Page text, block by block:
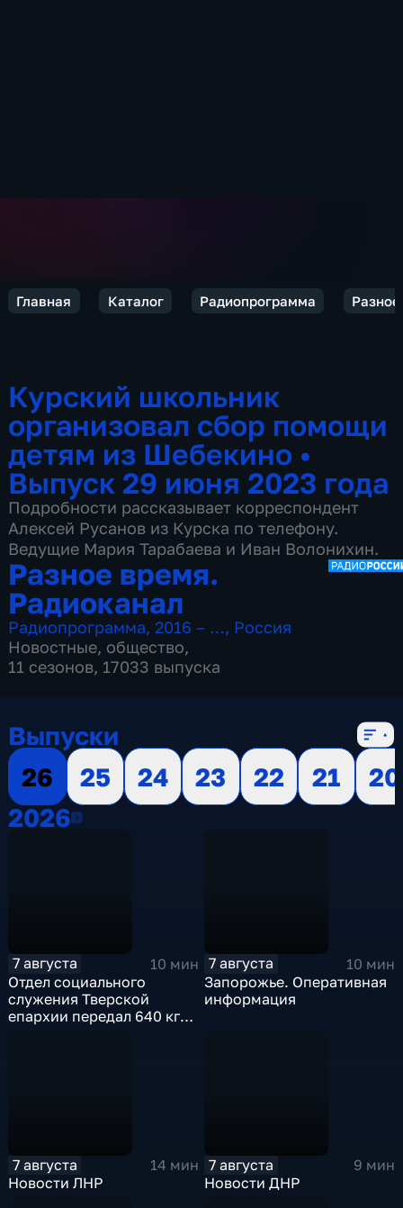
Главная Каталог Радиопрограмма
Курский школьник
организовал сбор помощи
детям из Шебекино •
Выпуск 29 июня 2023 года
Подробности рассказывает корреспондент
Алексей Русанов из Курска по телефону.
Ведущие Мария Тарабаева и Иван Волонихин.
Разное время.
Радиоканал
Радиопрограмма,2016 – …, Россия
Новостные, общество,
11 сезонов, 17033 выпуска
Выпуски
26
25 24 23 22 21
20
20262026
7 августа
10 мин
Отдел социального
служения Тверской
епархии передал 640 кг
7 августа
10 мин
Запорожье. Оперативная
информация
7 августа
14 мин
Новости ЛНР
7 августа
9 мин
Новости ДНР